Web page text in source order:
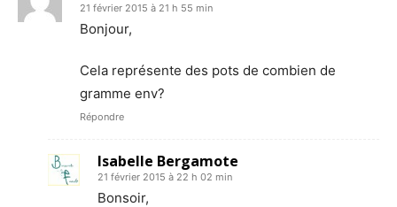
21 février 2015 à 21 h 55 min
Bonjour,
Cela représente des pots de combien de
gramme env?
Répondre
Isabelle Bergamote
21 février 2015 à 22 h 02 min
Bonsoir,